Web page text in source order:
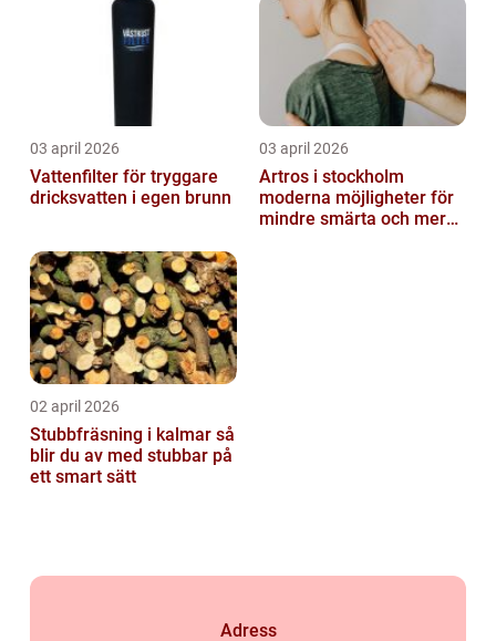
03 april 2026
Vattenfilter för tryggare
dricksvatten i egen brunn
03 april 2026
Artros i stockholm
moderna möjligheter för
mindre smärta och mer
02 april 2026
Stubbfräsning i kalmar så
blir du av med stubbar på
ett smart sätt
Adress